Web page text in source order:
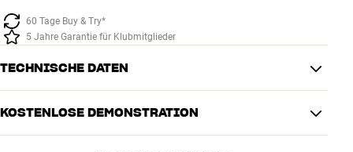
60 Tage Buy & Try*
5 Jahre Garantie für Klubmitglieder
TECHNISCHE DATEN
KOSTENLOSE DEMONSTRATION